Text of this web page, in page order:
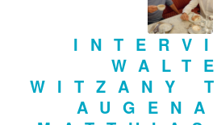
WITZANY